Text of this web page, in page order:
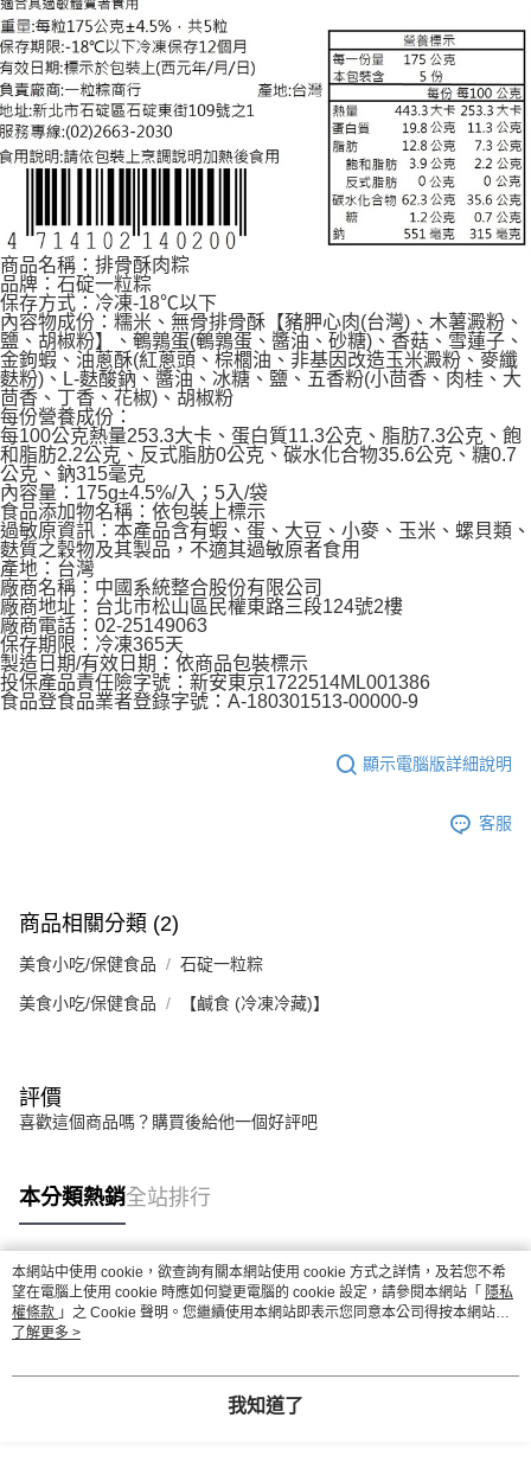
商品名稱：排骨酥肉粽
品牌：石碇一粒粽
保存方式：冷凍-18℃以下
內容物成份：糯米、無骨排骨酥【豬胛心肉(台灣)、木薯澱粉、
鹽、胡椒粉】、鵪鶉蛋(鵪鶉蛋、醬油、砂糖)、香菇、雪蓮子、
金鉤蝦、油蔥酥(紅蔥頭、棕櫚油、非基因改造玉米澱粉、麥纖
麩粉)、L-麩酸鈉、醬油、冰糖、鹽、五香粉(小茴香、肉桂、大
茴香、丁香、花椒)、胡椒粉
每份營養成份：
每100公克熱量253.3大卡、蛋白質11.3公克、脂肪7.3公克、飽
和脂肪2.2公克、反式脂肪0公克、碳水化合物35.6公克、糖0.7
公克、鈉315毫克
內容量：175g±4.5%/入；5入/袋
食品添加物名稱：依包裝上標示
過敏原資訊：本產品含有蝦、蛋、大豆、小麥、玉米、螺貝類、
麩質之穀物及其製品，不適其過敏原者食用
產地：台灣
廠商名稱：中國系統整合股份有限公司
廠商地址：台北市松山區民權東路三段124號2樓
廠商電話：02-25149063
保存期限：冷凍365天
製造日期/有效日期：依商品包裝標示
投保產品責任險字號：新安東京1722514ML001386
食品登食品業者登錄字號：A-180301513-00000-9
顯示電腦版詳細說明
客服
商品相關分類 (2)
美食小吃/保健食品 石碇一粒粽
美食小吃/保健食品 【鹹食 (冷凍冷藏)】
評價
喜歡這個商品嗎？購買後給他一個好評吧
本分類熱銷全站排行
熱門標籤
本網站中使用 cookie，欲查詢有關本網站使用 cookie 方式之詳情，及若您不希
望在電腦上使用 cookie 時應如何變更電腦的 cookie 設定，請參閱本網站「 隱私
權條款 」之 Cookie 聲明。您繼續使用本網站即表示您同意本公司得按本網站使
用條款之 Cookie 聲明使用 cookie。
了解更多 >
我知道了